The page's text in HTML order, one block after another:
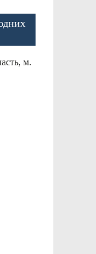
м.